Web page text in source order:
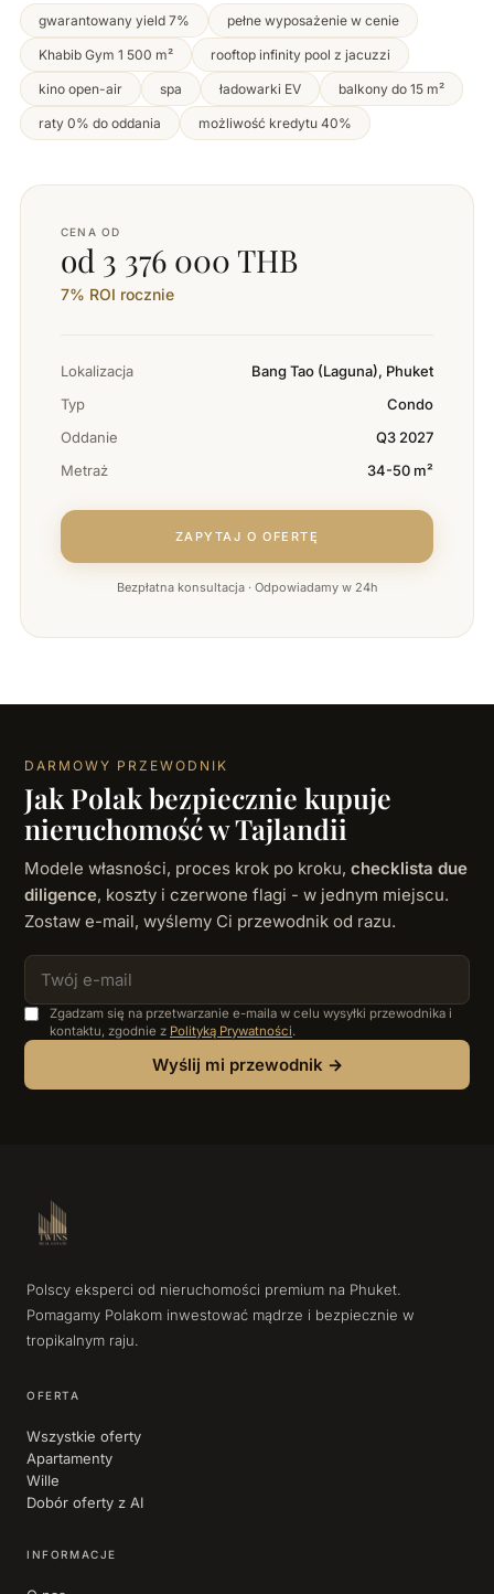
gwarantowany yield 7% pełne wyposażenie w cenie
Khabib Gym 1 500 m² rooftop infinity pool z jacuzzi
kino open-air spa ładowarki EV balkony do 15 m²
raty 0% do oddania możliwość kredytu 40%
CENA OD
od 3 376 000 THB
7% ROI rocznie
Lokalizacja
Bang Tao (Laguna), Phuket
Typ
Condo
Oddanie
Q3 2027
Metraż
34-50 m²
ZAPYTAJ O OFERTĘ
Bezpłatna konsultacja · Odpowiadamy w 24h
DARMOWY PRZEWODNIK
Jak Polak bezpiecznie kupuje
nieruchomość w Tajlandii
Modele własności, proces krok po kroku, checklista due
diligence, koszty i czerwone flagi - w jednym miejscu.
Zostaw e-mail, wyślemy Ci przewodnik od razu.
Zgadzam się na przetwarzanie e-maila w celu wysyłki przewodnika i
kontaktu, zgodnie z Polityką Prywatności.
Wyślij mi przewodnik →
Polscy eksperci od nieruchomości premium na Phuket.
Pomagamy Polakom inwestować mądrze i bezpiecznie w
tropikalnym raju.
OFERTA
Wszystkie oferty
Apartamenty
Wille
Dobór oferty z AI
INFORMACJE